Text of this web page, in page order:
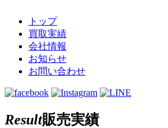
トップ
買取実績
会社情報
お知らせ
お問い合わせ
Result販売実績